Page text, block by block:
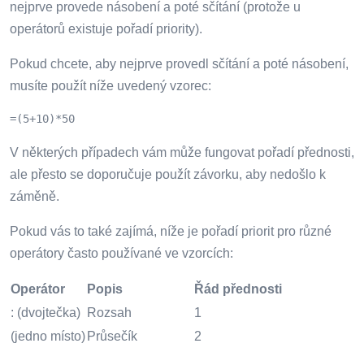
nejprve provede násobení a poté sčítání (protože u
operátorů existuje pořadí priority).
Pokud chcete, aby nejprve provedl sčítání a poté násobení,
musíte použít níže uvedený vzorec:
=(5+10)*50
V některých případech vám může fungovat pořadí přednosti,
ale přesto se doporučuje použít závorku, aby nedošlo k
záměně.
Pokud vás to také zajímá, níže je pořadí priorit pro různé
operátory často používané ve vzorcích:
Operátor Popis
Řád přednosti
: (dvojtečka) Rozsah
1
(jedno místo) Průsečík
2